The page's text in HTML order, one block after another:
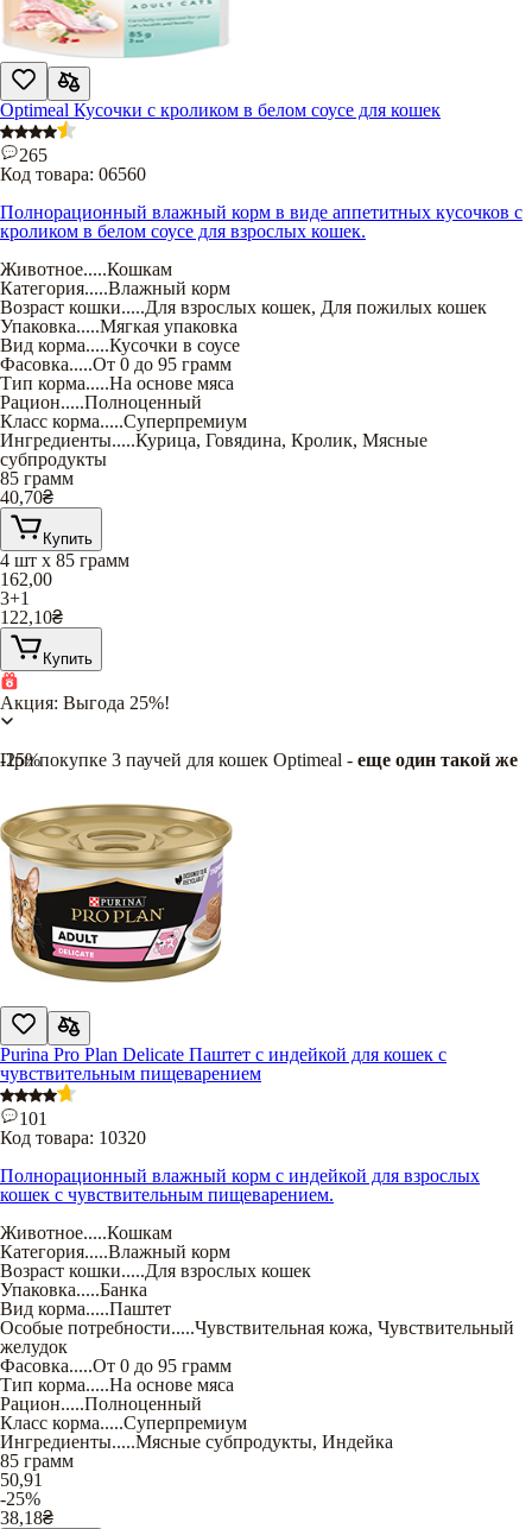
Optimeal Кусочки с кроликом в белом соусе для кошек
265
Код товара: 06560
Полнорационный влажный корм в виде аппетитных кусочков с
кроликом в белом соусе для взрослых кошек.
Животное.....Кошкам
Категория.....Влажный корм
Возраст кошки.....Для взрослых кошек, Для пожилых кошек
Упаковка.....Мягкая упаковка
Вид корма.....Кусочки в соусе
Фасовка.....От 0 до 95 грамм
Тип корма.....На основе мяса
Рацион.....Полноценный
Класс корма.....Суперпремиум
Ингредиенты.....Курица, Говядина, Кролик, Мясные
субпродукты
85 грамм
40,70₴
Купить
4 шт х 85 грамм
162,00
3+1
122,10₴
Купить
Акция: Выгода 25%!
При покупке 3 паучей для кошек Optimeal - еще один такой же
-25%
Purina Pro Plan Delicate Паштет с индейкой для кошек с
чувствительным пищеварением
101
Код товара: 10320
Полнорационный влажный корм с индейкой для взрослых
кошек с чувствительным пищеварением.
Животное.....Кошкам
Категория.....Влажный корм
Возраст кошки.....Для взрослых кошек
Упаковка.....Банка
Вид корма.....Паштет
Особые потребности.....Чувствительная кожа, Чувствительный
желудок
Фасовка.....От 0 до 95 грамм
Тип корма.....На основе мяса
Рацион.....Полноценный
Класс корма.....Суперпремиум
Ингредиенты.....Мясные субпродукты, Индейка
85 грамм
50,91
-25%
38,18₴